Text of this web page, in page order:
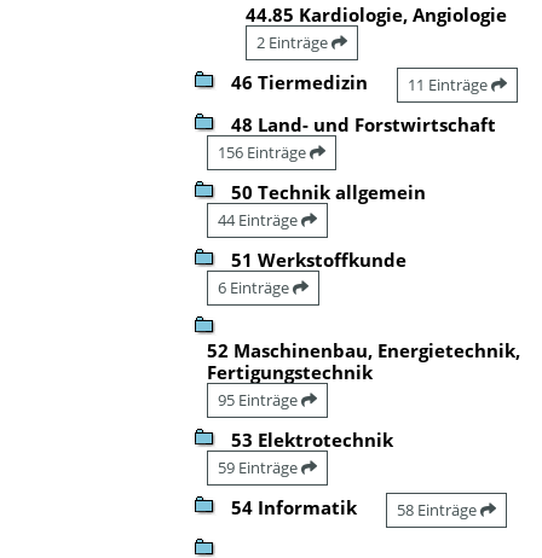
44.85 Kardiologie, Angiologie
2 Einträge
46 Tiermedizin 11 Einträge
48 Land- und Forstwirtschaft
156 Einträge
50 Technik allgemein
44 Einträge
51 Werkstoffkunde
6 Einträge
52 Maschinenbau, Energietechnik,
Fertigungstechnik
95 Einträge
53 Elektrotechnik
59 Einträge
54 Informatik 58 Einträge